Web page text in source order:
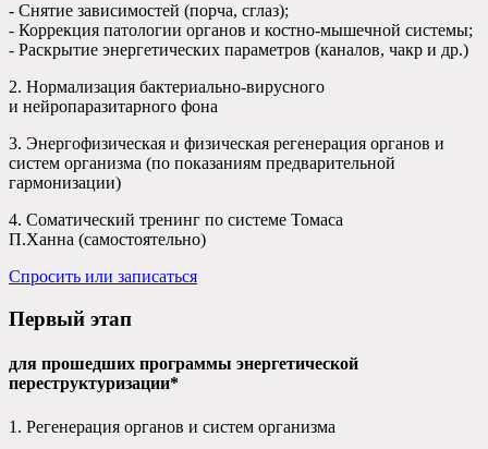
- Снятие зависимостей (порча, сглаз);
- Коррекция патологии органов и костно-мышечной системы;
- Раскрытие энергетических параметров (каналов, чакр и др.)
2. Нормализация бактериально-вирусного
и нейропаразитарного фона
3. Энергофизическая и физическая регенерация органов и
систем организма (по показаниям предварительной
гармонизации)
4. Соматический тренинг по системе Томаса
П.Ханна (самостоятельно)
Спросить или записаться
Первый этап
для прошедших программы энергетической
переструктуризации*
1. Регенерация органов и систем организма